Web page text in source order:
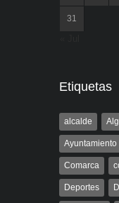
31
Etiquetas
alcalde
Ayuntamiento
Comarca
Deportes